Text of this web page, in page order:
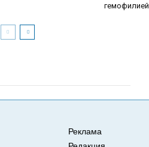
гемофилией
Реклама